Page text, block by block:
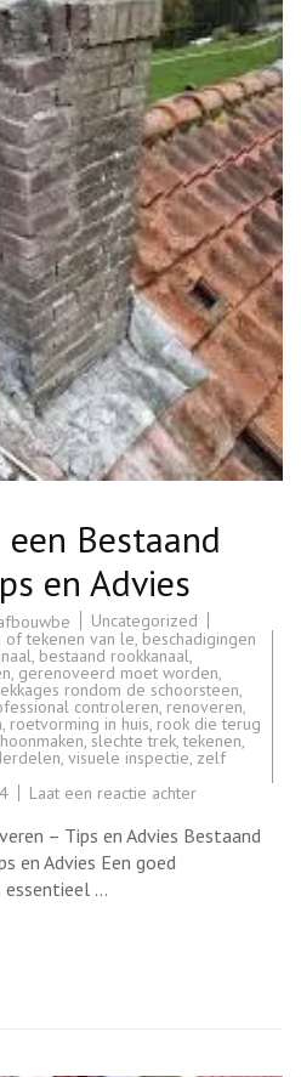
een Bestaand
en Advies
Uncategorized
tekenen van le, beschadigingen
, bestaand rookkanaal,
, gerenoveerd moet worden,
rondom de schoorsteen,
controleren, renoveren,
, roetvorming in huis, rook die terug
, slechte trek,tekenen,
, visuele inspectie, zelf
Laat een reactie achterop
van
een
– Tips en Advies Bestaand
en Advies Een goed
essentieel …